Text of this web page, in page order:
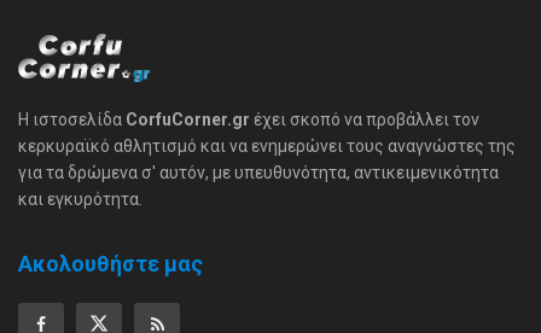
Η ιστοσελίδα CorfuCorner.gr έχει σκοπό να προβάλλει τον
κερκυραϊκό αθλητισμό και να ενημερώνει τους αναγνώστες της
για τα δρώμενα σ' αυτόν, με υπευθυνότητα, αντικειμενικότητα
και εγκυρότητα.
Ακολουθήστε μας